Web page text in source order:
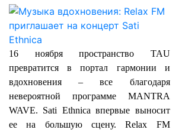
16 ноября пространство TAU
превратится в портал гармонии и
вдохновения – все благодаря
невероятной программе MANTRA
WAVE. Sati Ethnica впервые выносит
ее на большую сцену. Relax FM